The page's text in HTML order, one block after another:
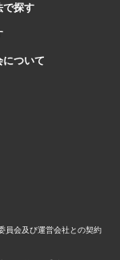
で探す
について
員会及び運営会社との契約